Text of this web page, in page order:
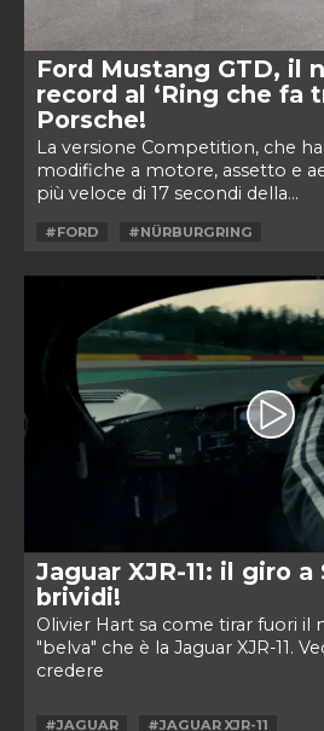
Ford Mustang GTD, il
record al ‘Ring che fa
Porsche!
La versione Competition, che ha
modifiche a motore, assetto e
più veloce di 17 secondi della...
#FORD #NÜRBURGRING
Jaguar XJR-11: il giro a
brividi!
Olivier Hart sa come tirar fuori il
"belva" che è la Jaguar XJR-11.
credere
#JAGUAR #JAGUAR XJR-11